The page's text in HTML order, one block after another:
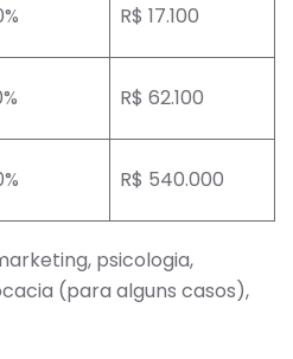
R$ 17.100
R$ 62.100
R$ 540.000
psicologia,
(para alguns casos),